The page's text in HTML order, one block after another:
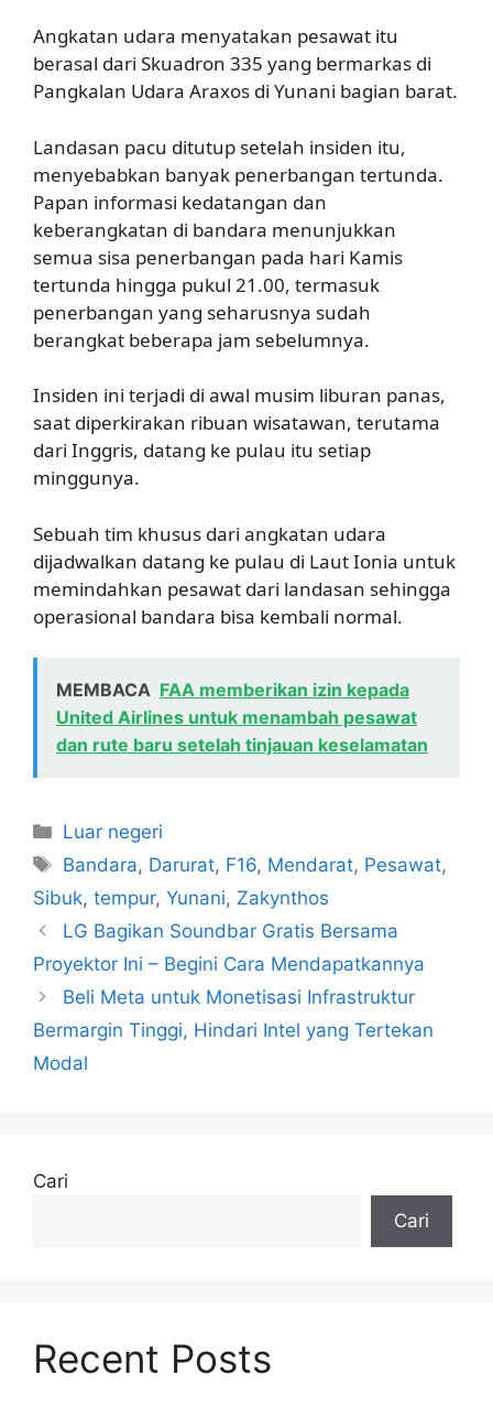
Angkatan udara menyatakan pesawat itu
berasal dari Skuadron 335 yang bermarkas di
Pangkalan Udara Araxos di Yunani bagian barat.
Landasan pacu ditutup setelah insiden itu,
menyebabkan banyak penerbangan tertunda.
Papan informasi kedatangan dan
keberangkatan di bandara menunjukkan
semua sisa penerbangan pada hari Kamis
tertunda hingga pukul 21.00, termasuk
penerbangan yang seharusnya sudah
berangkat beberapa jam sebelumnya.
Insiden ini terjadi di awal musim liburan panas,
saat diperkirakan ribuan wisatawan, terutama
dari Inggris, datang ke pulau itu setiap
minggunya.
Sebuah tim khusus dari angkatan udara
dijadwalkan datang ke pulau di Laut Ionia untuk
memindahkan pesawat dari landasan sehingga
operasional bandara bisa kembali normal.
MEMBACA FAA memberikan izin kepada
United Airlines untuk menambah pesawat
dan rute baru setelah tinjauan keselamatan
Kategori
Luar negeri
Tag
Bandara, Darurat, F16, Mendarat, Pesawat,
Sibuk, tempur, Yunani, Zakynthos
LG Bagikan Soundbar Gratis Bersama
Proyektor Ini – Begini Cara Mendapatkannya
Beli Meta untuk Monetisasi Infrastruktur
Bermargin Tinggi, Hindari Intel yang Tertekan
Modal
Cari
Cari
Recent Posts